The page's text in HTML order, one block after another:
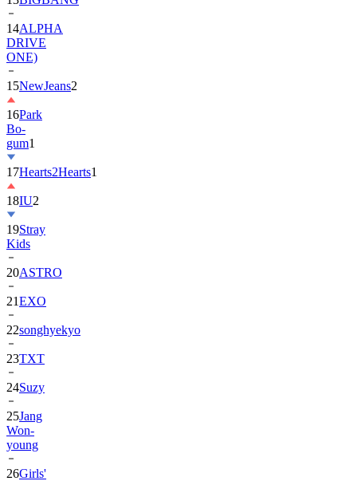
14ALPHA
DRIVE
ONE)
15NewJeans2
16Park
Bo-
gum1
17Hearts2Hearts1
18IU2
19Stray
Kids
20ASTRO
21EXO
22songhyekyo
23TXT
24Suzy
25Jang
Won-
young
26Girls'